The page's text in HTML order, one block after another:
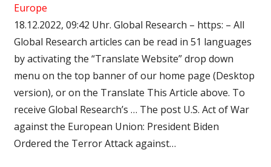
Europe
18.12.2022, 09:42 Uhr. Global Research – https: – All
Global Research articles can be read in 51 languages
by activating the “Translate Website” drop down
menu on the top banner of our home page (Desktop
version), or on the Translate This Article above. To
receive Global Research’s … The post U.S. Act of War
against the European Union: President Biden
Ordered the Terror Attack against…